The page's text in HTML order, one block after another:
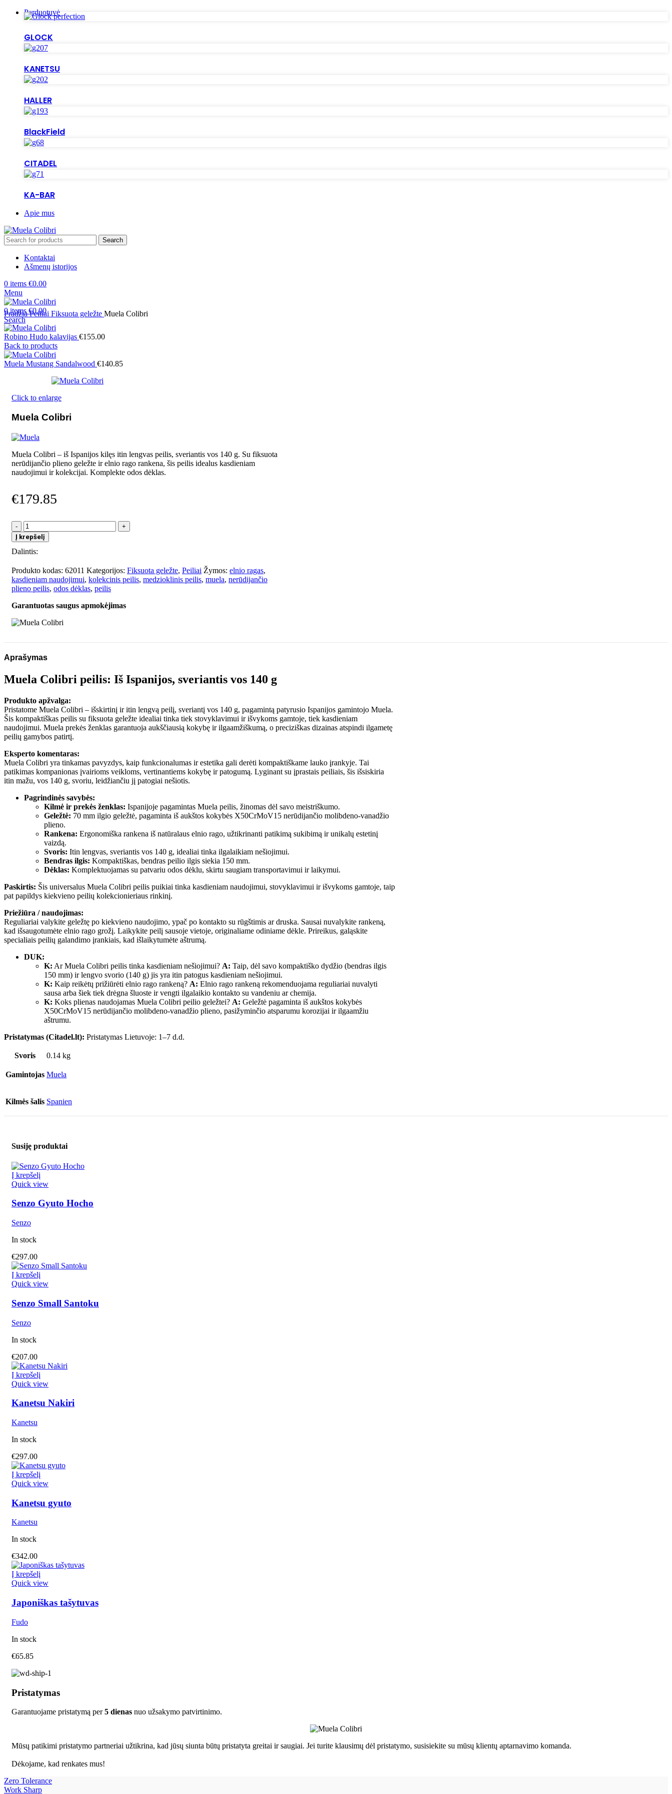
Parduotuvė
GLOCK
KANETSU
HALLER
BlackField
CITADEL
KA-BAR
Apie mus
Search
Kontaktai
Ašmenų istorijos
0 items €0.00
Menu
0items €0.00
Search
PradžiaPeiliai Fiksuota geležte Muela Colibri
Robino Hudo kalavijas €155.00
Back to products
Muela Mustang Sandalwood €140.85
Click to enlarge
Muela Colibri
Muela Colibri – iš Ispanijos kilęs itin lengvas peilis, sveriantis vos 140 g. Su fiksuota
nerūdijančio plieno geležte ir elnio rago rankena, šis peilis idealus kasdieniam
naudojimui ir kolekcijai. Komplekte odos dėklas.
€179.85
produkto
kiekis:
Muela
Colibri
Į krepšelį
Dalintis:
Produkto kodas: 62011 Kategorijos: Fiksuota geležte, Peiliai Žymos: elnio ragas,
kasdieniam naudojimui, kolekcinis peilis, medzioklinis peilis, muela, nerūdijančio
plieno peilis, odos dėklas, peilis
Garantuotas saugus apmokėjimas
Aprašymas
Muela Colibri peilis: Iš Ispanijos, sveriantis vos 140 g
Produkto apžvalga:
Pristatome Muela Colibri – išskirtinį ir itin lengvą peilį, sveriantį vos 140 g, pagamintą patyrusio Ispanijos gamintojo Muela.
Šis kompaktiškas peilis su fiksuota geležte idealiai tinka tiek stovyklavimui ir išvykoms gamtoje, tiek kasdieniam
naudojimui. Muela prekės ženklas garantuoja aukščiausią kokybę ir ilgaamžiškumą, o preciziškas dizainas atspindi ilgametę
peilių gamybos patirtį.
Eksperto komentaras:
Muela Colibri yra tinkamas pavyzdys, kaip funkcionalumas ir estetika gali derėti kompaktiškame lauko įrankyje. Tai
patikimas kompanionas įvairioms veikloms, vertinantiems kokybę ir patogumą. Lyginant su įprastais peiliais, šis išsiskiria
itin mažu, vos 140 g, svoriu, leidžiančiu jį patogiai nešiotis.
Pagrindinės savybės:
Kilmė ir prekės ženklas: Ispanijoje pagamintas Muela peilis, žinomas dėl savo meistriškumo.
Geležtė: 70 mm ilgio geležtė, pagaminta iš aukštos kokybės X50CrMoV15 nerūdijančio molibdeno-vanadžio
plieno.
Rankena: Ergonomiška rankena iš natūralaus elnio rago, užtikrinanti patikimą sukibimą ir unikalų estetinį
vaizdą.
Svoris: Itin lengvas, sveriantis vos 140 g, idealiai tinka ilgalaikiam nešiojimui.
Bendras ilgis: Kompaktiškas, bendras peilio ilgis siekia 150 mm.
Dėklas: Komplektuojamas su patvariu odos dėklu, skirtu saugiam transportavimui ir laikymui.
Paskirtis: Šis universalus Muela Colibri peilis puikiai tinka kasdieniam naudojimui, stovyklavimui ir išvykoms gamtoje, taip
pat papildys kiekvieno peilių kolekcionieriaus rinkinį.
Priežiūra / naudojimas:
Reguliariai valykite geležtę po kiekvieno naudojimo, ypač po kontakto su rūgštimis ar druska. Sausai nuvalykite rankeną,
kad išsaugotumėte elnio rago grožį. Laikykite peilį sausoje vietoje, originaliame odiniame dėkle. Prireikus, galąskite
specialiais peilių galandimo įrankiais, kad išlaikytumėte aštrumą.
DUK:
K: Ar Muela Colibri peilis tinka kasdieniam nešiojimui? A: Taip, dėl savo kompaktiško dydžio (bendras ilgis
150 mm) ir lengvo svorio (140 g) jis yra itin patogus kasdieniam nešiojimui.
K: Kaip reikėtų prižiūrėti elnio rago rankeną? A: Elnio rago rankeną rekomenduojama reguliariai nuvalyti
sausa arba šiek tiek drėgna šluoste ir vengti ilgalaikio kontakto su vandeniu ar chemija.
K: Koks plienas naudojamas Muela Colibri peilio geležtei? A: Geležtė pagaminta iš aukštos kokybės
X50CrMoV15 nerūdijančio molibdeno-vanadžio plieno, pasižyminčio atsparumu korozijai ir ilgaamžiu
aštrumu.
Pristatymas (Citadel.lt): Pristatymas Lietuvoje: 1–7 d.d.
Svoris 0.14 kg
Gamintojas Muela
Kilmės šalis Spanien
Susiję produktai
Į krepšelį
Quick view
Senzo Gyuto Hocho
Senzo
In stock
€297.00
Į krepšelį
Quick view
Senzo Small Santoku
Senzo
In stock
€207.00
Į krepšelį
Quick view
Kanetsu Nakiri
Kanetsu
In stock
€297.00
Į krepšelį
Quick view
Kanetsu gyuto
Kanetsu
In stock
€342.00
Į krepšelį
Quick view
Japoniškas tašytuvas
Fudo
In stock
€65.85
Pristatymas
Garantuojame pristatymą per5 dienas nuo užsakymo patvirtinimo.
Mūsų patikimi pristatymo partneriai užtikrina, kad jūsų siunta būtų pristatyta greitai ir saugiai. Jei turite klausimų dėl pristatymo, susisiekite su mūsų klientų aptarnavimo komanda.
Dėkojame, kad renkates mus!
Zero Tolerance
Work Sharp